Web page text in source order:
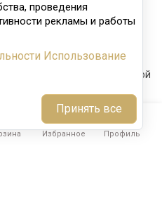
О КИСЛОТНОМ
понравилось
и работе с кислотной
акрила PRIMER ACRYL
проведения
рекламы и работы
Использование
Принять все

Избранное Профиль